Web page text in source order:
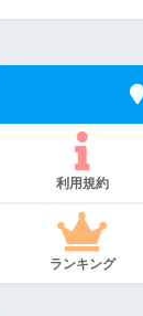
利用規約
ランキング